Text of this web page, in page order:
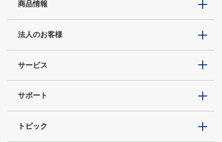
商品情報
法人のお客様
サービス
サポート
トピック